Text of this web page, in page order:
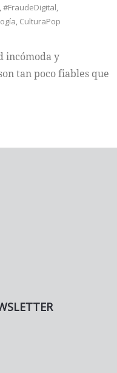
,#FraudeDigital,
, CulturaPop
incómoda y
tan poco fiables que